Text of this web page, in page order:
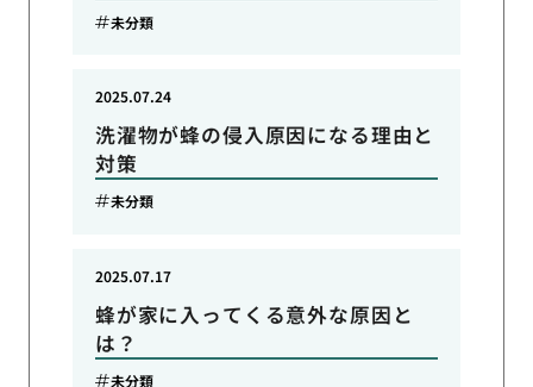
未分類
洗濯物が蜂の侵入原因になる理由と
対策
2025.07.24
未分類
蜂が家に入ってくる意外な原因と
は？
2025.07.17
未分類